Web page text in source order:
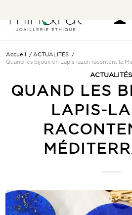
Accueil / ACTUALITÉS /
Quand les bijoux en Lapis-lazuli racontent la
ACTUALITÉS
QUAND LES
LAPIS-